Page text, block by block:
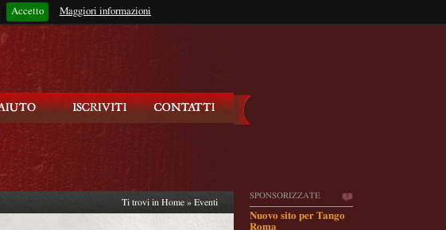
Accetto Maggiori informazioni
Rimani connesso?
SPONSORIZZATE
Nuovo sito per Tango
Roma
Ti trovi in Home » Eventi